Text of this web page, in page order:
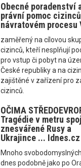
Obecné poradenství
právní pomoc
návratovém procesu
zaměřený na cílovou
cizinců, kteří nesplňují
pro vstup či pobyt na
České republiky a na
zajištěné v zařízení pro
cizinců.
OČIMA
Tragédie v metru
znesvářené Rusy a
Ukrajince ... Idnes.cz
Mnoho
dnes podobně jako po